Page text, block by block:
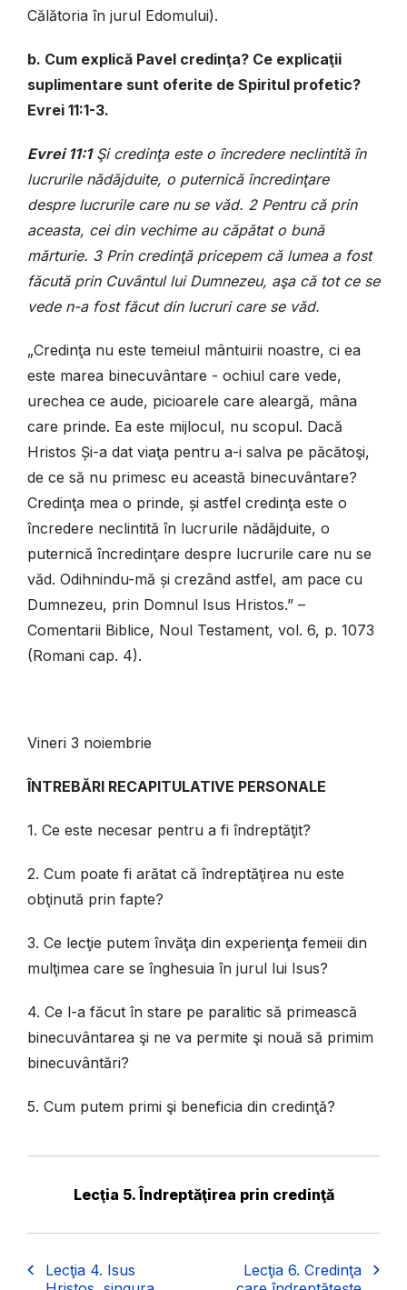
Călătoria în jurul Edomului).
b. Cum explică Pavel credinţa? Ce explicaţii
suplimentare sunt oferite de Spiritul profetic?
Evrei 11:1-3.
Evrei 11:1Şi credinţa este o încredere neclintită în
lucrurile nădăjduite, o puternică încredinţare
despre lucrurile care nu se văd. 2 Pentru că prin
aceasta, cei din vechime au căpătat o bună
mărturie. 3 Prin credinţă pricepem că lumea a fost
făcută prin Cuvântul lui Dumnezeu, aşa că tot ce se
vede n-a fost făcut din lucruri care se văd.
„Credinţa nu este temeiul mântuirii noastre, ci ea
este marea binecuvântare - ochiul care vede,
urechea ce aude, picioarele care aleargă, mâna
care prinde. Ea este mijlocul, nu scopul. Dacă
Hristos Și-a dat viaţa pentru a-i salva pe păcătoşi,
de ce să nu primesc eu această binecuvântare?
Credinţa mea o prinde, și astfel credinţa este o
încredere neclintită în lucrurile nădăjduite, o
puternică încredinţare despre lucrurile care nu se
văd. Odihnindu-mă și crezând astfel, am pace cu
Dumnezeu, prin Domnul Isus Hristos.” –
Comentarii Biblice, Noul Testament, vol. 6, p. 1073
(Romani cap. 4).
Vineri 3 noiembrie
ÎNTREBĂRI RECAPITULATIVE PERSONALE
1. Ce este necesar pentru a fi îndreptăţit?
2. Cum poate fi arătat că îndreptăţirea nu este
obţinută prin fapte?
3. Ce lecţie putem învăţa din experienţa femeii din
mulţimea care se înghesuia în jurul lui Isus?
4. Ce l-a făcut în stare pe paralitic să primească
binecuvântarea şi ne va permite şi nouă să primim
binecuvântări?
5. Cum putem primi şi beneficia din credinţă?
Lecţia 5. Îndreptăţirea prin credinţă
Lecţia 4. Isus
Lecţia 6. Credinţa